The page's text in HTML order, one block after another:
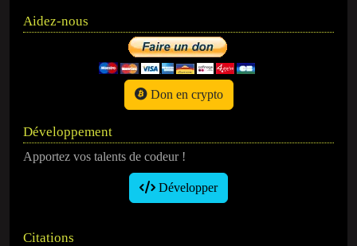
Aidez-nous
Don en crypto
Développement
Apportez vos talents de codeur !
Développer
Citations